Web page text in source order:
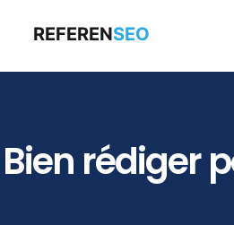
REFERENSEO
Bien rédiger